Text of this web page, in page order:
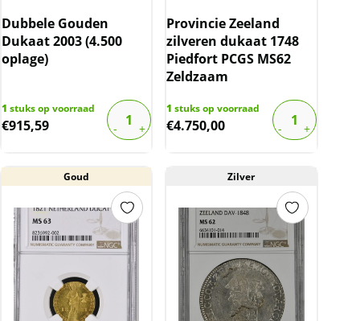
Dubbele Gouden
Dukaat 2003 (4.500
oplage)
1 stuks op voorraad
€915,59
Provincie Zeeland
zilveren dukaat 1748
Piedfort PCGS MS62
Zeldzaam
1 stuks op voorraad
€4.750,00
Goud Zilver